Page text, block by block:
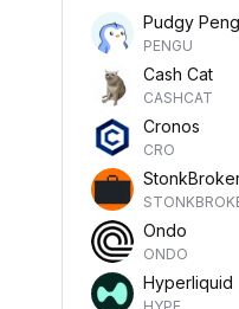
Pudgy
PENGU
Cash Cat
CASHCAT
Cronos
CRO
Ondo
ONDO
Hyperliquid